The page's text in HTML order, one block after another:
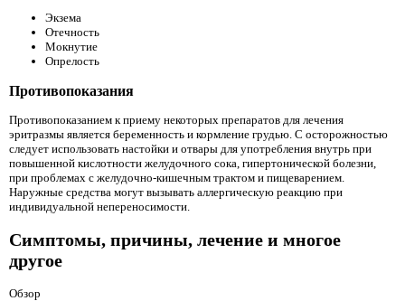
Экзема
Отечность
Мокнутие
Опрелость
Противопоказания
Противопоказанием к приему некоторых препаратов для лечения
эритразмы является беременность и кормление грудью. С осторожностью
следует использовать настойки и отвары для употребления внутрь при
повышенной кислотности желудочного сока, гипертонической болезни,
при проблемах с желудочно-кишечным трактом и пищеварением.
Наружные средства могут вызывать аллергическую реакцию при
индивидуальной непереносимости.
Симптомы, причины, лечение и многое
другое
Обзор